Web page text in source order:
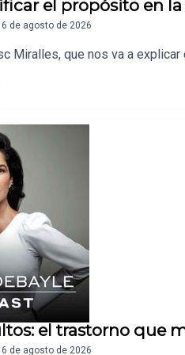
el propósito en
de agosto de 2026
Miralles, que nos va a
el trastorno que
de agosto de 2026